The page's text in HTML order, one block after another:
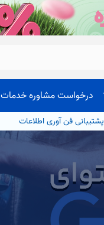
درخواست مشاوره خدمات
پشتیبانی فن آوری اطلاعات